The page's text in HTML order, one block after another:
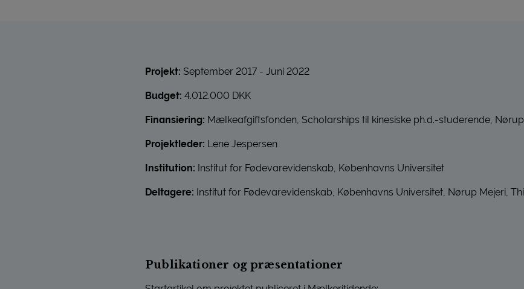
Projekt: September 2017 - Juni 2022
Budget: 4.012.000 DKK
Finansiering: Mælkeafgiftsfonden, Scholarships til kinesiske ph.d.-studerende,
Projektleder: Lene Jespersen
Institution: Institut for Fødevarevidenskab, Københavns Universitet
Deltagere: Institut for Fødevarevidenskab, Københavns Universitet, Nørup Mejeri,
Publikationer og præsentationer